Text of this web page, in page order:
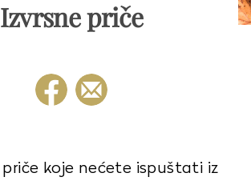
Izvrsne priče
priče koje nećete ispuštati iz